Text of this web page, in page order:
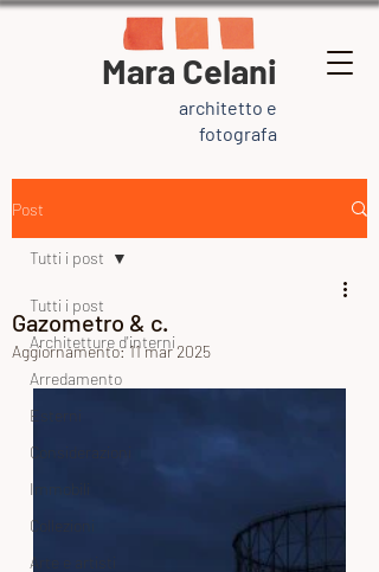
Mara Celani
architetto e
fotografa
Post
Tutti i post
Architetture d'interni
Arredamento
Esterni
Considerazioni
Immobili
Collezioni
Arte e artisti
Tutti i post
Gazometro & c.
Aggiornamento:11 mar 2025